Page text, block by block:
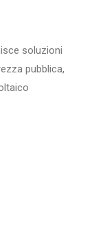
soluzioni
pubblica,